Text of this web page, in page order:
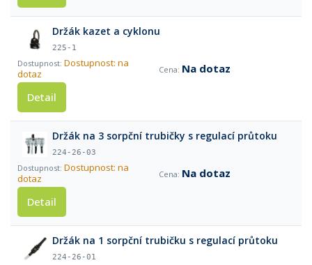
Držák kazet a cyklonu
225-1
Dostupnost: na
dotaz
Na dotaz
Detail
Držák na 3 sorpční trubičky s regulací průtoku
224-26-03
Dostupnost: na
dotaz
Na dotaz
Detail
Držák na 1 sorpční trubičku s regulací průtoku
224-26-01